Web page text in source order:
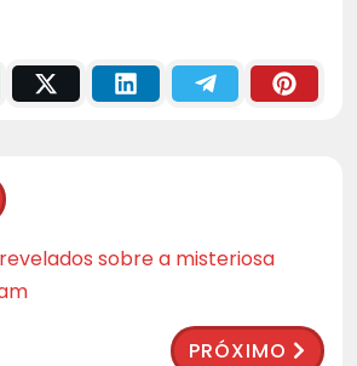
sobre a misteriosa
PRÓXIMO